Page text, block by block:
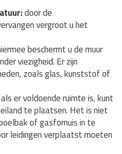
door de
vergroot u het
beschermt u de muur
viezigheid. Er zijn
zoals glas, kunststof of
als er voldoende ruimte is, kunt
te plaatsen. Het is niet
of gasfornuis in te
leidingen verplaatst moeten